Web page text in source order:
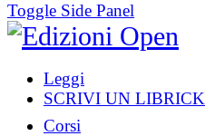
Toggle Side Panel
Leggi
SCRIVI UN LIBRICK
Corsi